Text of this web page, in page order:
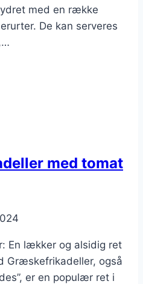
med en række
De kan serveres
med tomat
En lækker og alsidig ret
Græskefrikadeller, også
er en populær ret i